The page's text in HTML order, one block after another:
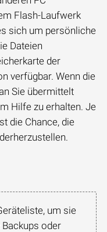
Flash-Laufwerk
sich um persönliche
Dateien
der
verfügbar. Wenn die
Sie übermittelt
Hilfe zu erhalten. Je
die Chance, die
um sie
oder